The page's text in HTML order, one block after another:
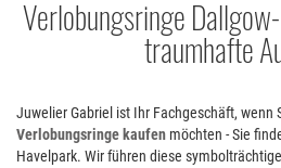
Verlobungsringe
traumhafte
Juwelier Gabriel ist Ihr Fachgeschäft, wenn
Verlobungsringe kaufen möchten - Sie
Havelpark. Wir führen diese